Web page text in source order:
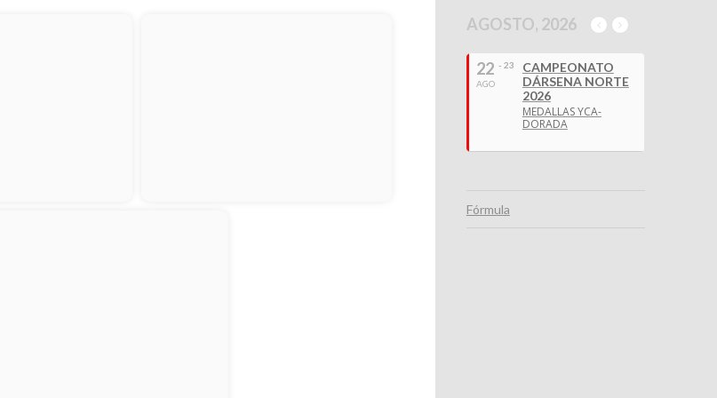
AGOSTO, 2026
22
AGO
- 23
CAMPEONATO
DÁRSENA NORTE
2026
MEDALLAS YCA-
DORADA
Fórmula